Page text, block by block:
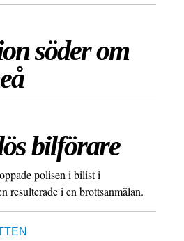
söder om
bilförare
polisen i bilist i
resulterade i en brottsanmälan.